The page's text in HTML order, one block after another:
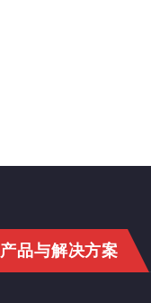
产品与解决方案